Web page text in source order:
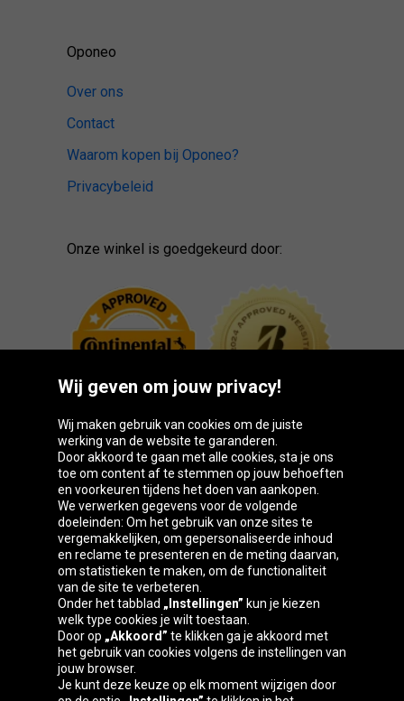
Oponeo
Over ons
Contact
Waarom kopen bij Oponeo?
Privacybeleid
Onze winkel is goedgekeurd door:
Oponeo-groep
Belgique
Česká
republika
Deutschland Éire
España France Italia Magyarország
Wij geven om jouw privacy!
Wij maken gebruik van cookies om de juiste
werking van de website te garanderen.
Door akkoord te gaan met alle cookies, sta je ons
toe om content af te stemmen op jouw behoeften
en voorkeuren tijdens het doen van aankopen.
We verwerken gegevens voor de volgende
doeleinden: Om het gebruik van onze sites te
vergemakkelijken, om gepersonaliseerde inhoud
en reclame te presenteren en de meting daarvan,
om statistieken te maken, om de functionaliteit
van de site te verbeteren.
Onder het tabblad „Instellingen” kun je kiezen
welk type cookies je wilt toestaan.
Door op „Akkoord” te klikken ga je akkoord met
het gebruik van cookies volgens de instellingen van
jouw browser.
Je kunt deze keuze op elk moment wijzigen door